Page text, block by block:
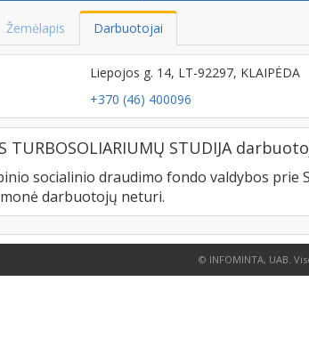
Žemėlapis Darbuotojai
Liepojos g. 14, LT-92297, KLAIPĖDA
+370 (46) 400096
TURBOSOLIARIUMŲ STUDIJA
socialinio draudimo fondo valdybos prie
darbuotojų neturi.
© INFOMINTA, UAB.